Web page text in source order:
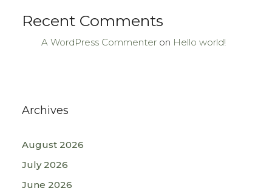
Recent Comments
A WordPress Commenter on Hello world!
Archives
August 2026
July 2026
June 2026